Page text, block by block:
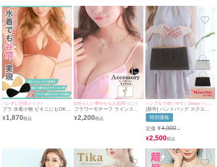
バレずに谷間メイク♪
ブラ 水着小物 ビキニにもOK♪
ボリュームアップエアーヌード
ブラ
¥1,870
女性らしい華やかなお顔周りに☆
フラワーモチーフ ラインスト
ーン アクセサリー ネックレス
¥2,200
[新作] ハンドバッグ スクエア
プリーツ ラメ チェーン 2Way
特別価格
定価 ¥4,900→
¥2,500